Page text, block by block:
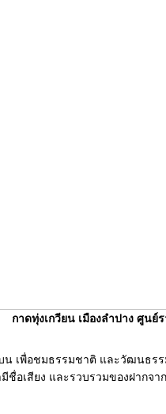
กาดทุ่งเกวียน เมืองลำปาง ศูนย์
น เพื่อชมธรรมชาติ และวัฒนธร
อเสียง และรวบรวมของฝากจา